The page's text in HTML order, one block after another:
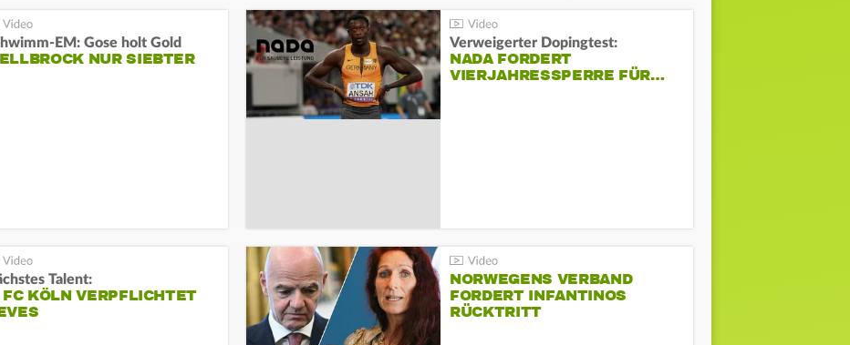
EM: Gose holt Gold
NUR SIEBTER
Verweigerter Dopingtest:
NADA FORDERT
VIERJAHRESSPERRE FÜR…
Talent:
FC KÖLN VERPFLICHTET
NORWEGENS VERBAND
FORDERT INFANTINOS
RÜCKTRITT